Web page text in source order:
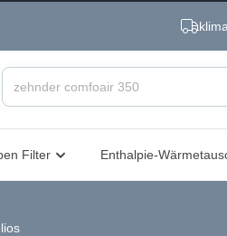
Filter Enthalpie-